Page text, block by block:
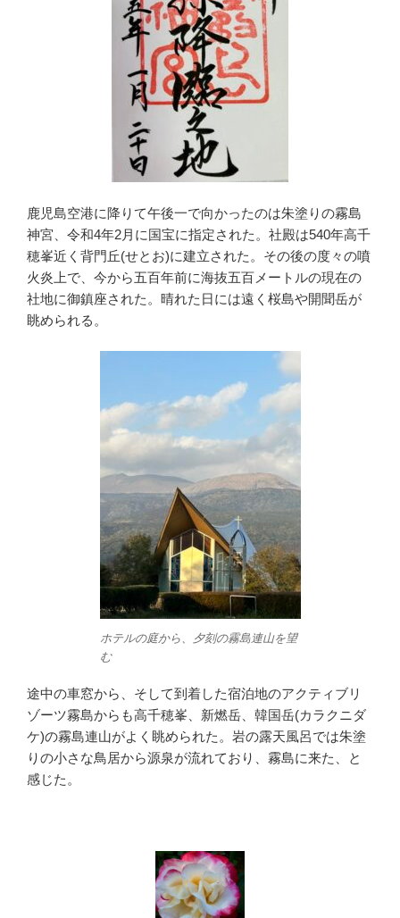
鹿児島空港に降りて午後一で向かったのは朱塗りの霧島
神宮、令和4年2月に国宝に指定された。社殿は540年高千
穂峯近く背門丘(せとお)に建立された。その後の度々の噴
火炎上で、今から五百年前に海抜五百メートルの現在の
社地に御鎮座された。晴れた日には遠く桜島や開聞岳が
眺められる。
ホテルの庭から、夕刻の霧島連山を望
む
途中の車窓から、そして到着した宿泊地のアクティブリ
ゾーツ霧島からも高千穂峯、新燃岳、韓国岳(カラクニダ
ケ)の霧島連山がよく眺められた。岩の露天風呂では朱塗
りの小さな鳥居から源泉が流れており、霧島に来た、と
感じた。